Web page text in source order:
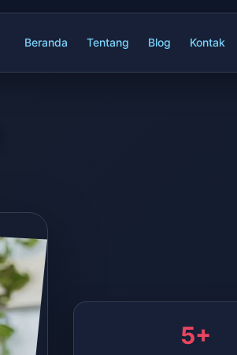
Beranda Tentang Blog Kontak
5+